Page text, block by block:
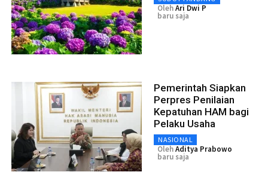
OlehAri Dwi P
baru saja
Pemerintah Siapkan
Perpres Penilaian
Kepatuhan HAM bagi
Pelaku Usaha
NASIONAL
OlehAditya Prabowo
baru saja